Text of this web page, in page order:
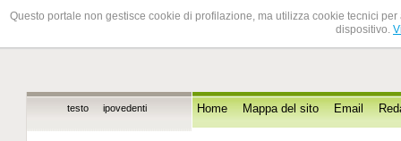
Questo portale non gestisce cookie di profilazione, ma utilizza cookie tecnici
dispositivo.
testo ipovedenti Home Mappa del sito Email